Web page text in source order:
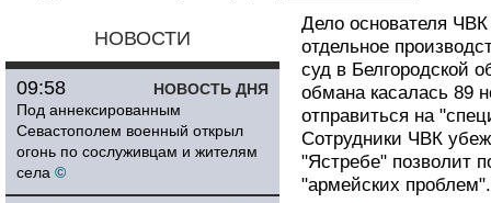
НОВОСТИ
НОВОСТЬ ДНЯ
09:58
Под аннексированным
Севастополем военный открыл
огонь по сослуживцам и жителям
села ©
Дело основателя
отдельное
суд в Белгородской
обмана касалась 89
отправиться на
Сотрудники ЧВК
"Ястребе" позволит
"армейских проблем".